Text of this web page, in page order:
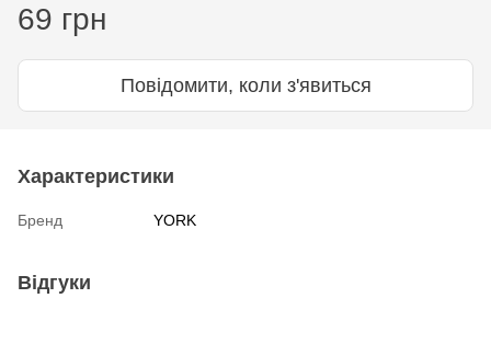
69 грн
Повідомити, коли з'явиться
Характеристики
Бренд YORK
Відгуки